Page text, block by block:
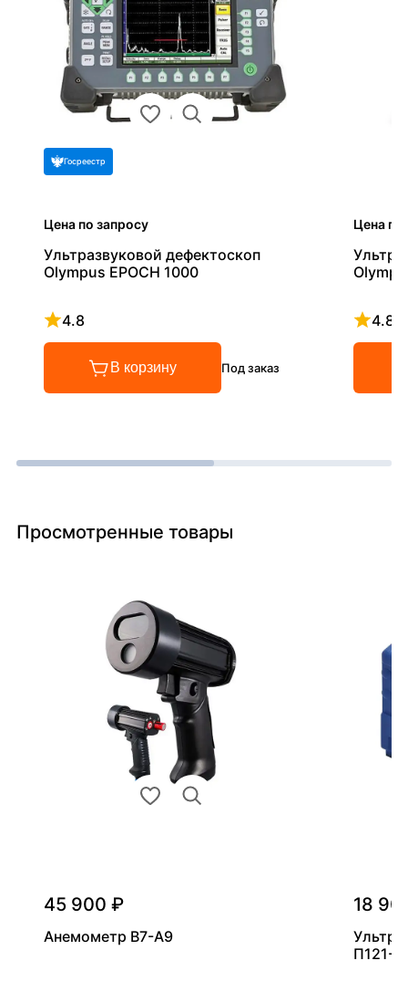
Госреестр
Цена по запросу
Ультразвуковой дефектоскоп
Olympus EPOCH 1000
4.8
Рейтинг 4.8 из 5
В корзину Под заказ
Цена по
4.8
Просмотренные товары
45 900 ₽
Анемометр В7-А9
18
П121-